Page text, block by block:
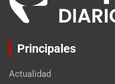
Principales
Actualidad